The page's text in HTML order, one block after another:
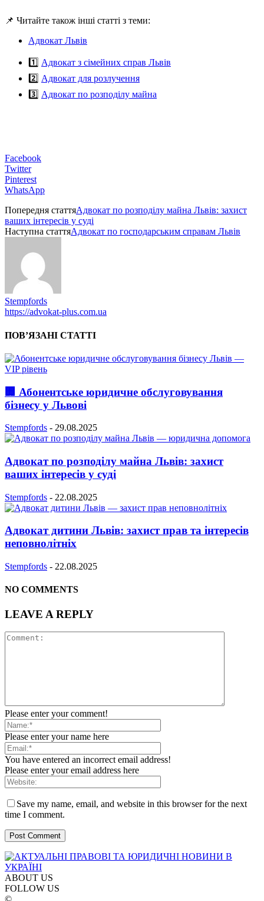
📌 Читайте також інші статті з теми:
Адвокат Львів
1️⃣ Адвокат з сімейних справ Львів
2️⃣ Адвокат для розлучення
3️⃣ Адвокат по розподілу майна
Facebook
Twitter
Pinterest
WhatsApp
Попередня статтяАдвокат по розподілу майна Львів: захист
ваших інтересів у суді
Наступна статтяАдвокат по господарським справам Львів
Stempfords
https://advokat-plus.com.ua
ПОВ’ЯЗАНІ СТАТТІ
🏢 Абонентське юридичне обслуговування
бізнесу у Львові
Stempfords - 29.08.2025
Адвокат по розподілу майна Львів: захист
ваших інтересів у суді
Stempfords - 22.08.2025
Адвокат дитини Львів: захист прав та інтересів
неповнолітніх
Stempfords - 22.08.2025
NO COMMENTS
LEAVE A REPLY
Please enter your comment!
Please enter your name here
You have entered an incorrect email address!
Please enter your email address here
Save my name, email, and website in this browser for the next
time I comment.
ABOUT US
FOLLOW US